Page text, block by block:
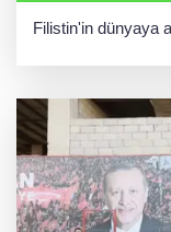
Filistin'in dünyaya